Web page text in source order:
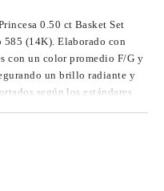
0.50 ct Basket Set
(14K). Elaborado con
con un color promedio F/G y
un brillo radiante y
según los estándares